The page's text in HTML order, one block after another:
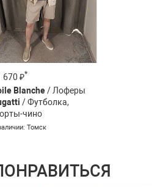
670 ₽*
Blanche/ Лоферы
/ Футболка,
чино
Томск